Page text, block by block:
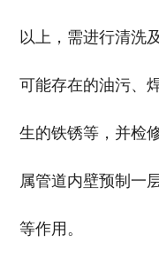
以上，需进行清洗
可能存在的油污、
生的铁锈等，并检
属管道内壁预制一
等作用。